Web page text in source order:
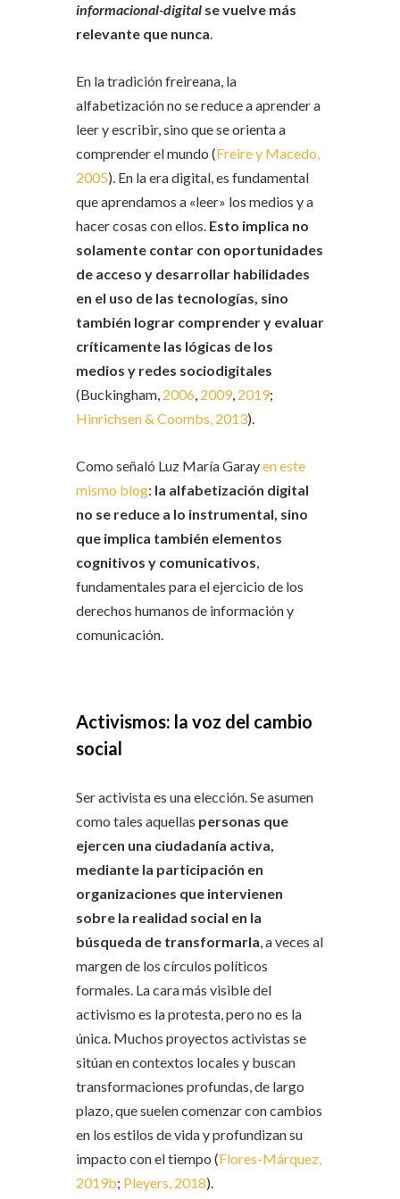
informacional-digital se vuelve más
relevante que nunca.
En la tradición freireana, la
alfabetización no se reduce a aprender a
leer y escribir, sino que se orienta a
comprender el mundo (Freire y Macedo,
2005). En la era digital, es fundamental
que aprendamos a «leer» los medios y a
hacer cosas con ellos. Esto implica no
solamente contar con oportunidades
de acceso y desarrollar habilidades
en el uso de las tecnologías, sino
también lograr comprender y evaluar
críticamente las lógicas de los
medios y redes sociodigitales
(Buckingham, 2006, 2009, 2019;
Hinrichsen & Coombs, 2013).
Como señaló Luz María Garayen este
mismo blog: la alfabetización digital
no se reduce a lo instrumental, sino
que implica también elementos
cognitivos y comunicativos,
fundamentales para el ejercicio de los
derechos humanos de información y
comunicación.
Activismos: la voz del cambio
social
Ser activista es una elección. Se asumen
como tales aquellas personas que
ejercen una ciudadanía activa,
mediante la participación en
organizaciones que intervienen
sobre la realidad social en la
búsqueda de transformarla, a veces al
margen de los círculos políticos
formales. La cara más visible del
activismo es la protesta, pero no es la
única. Muchos proyectos activistas se
sitúan en contextos locales y buscan
transformaciones profundas, de largo
plazo, que suelen comenzar con cambios
en los estilos de vida y profundizan su
impacto con el tiempo (Flores-Márquez,
2019b; Pleyers, 2018).